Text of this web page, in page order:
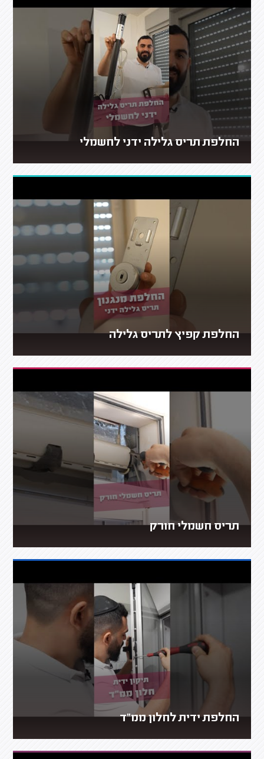
החלפת תריס גלילה ידני לחשמלי
החלפת קפיץ לתריס גלילה
תריס חשמלי חורק
החלפת ידית לחלון ממ"ד